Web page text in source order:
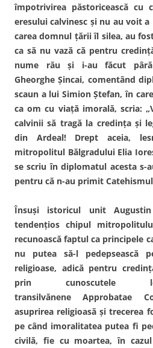
împotrivirea păstoricească cu
eresului calvinesc şi nu au voit
carea domnul ţării îl silea, au
ca să nu vază că pentru
nume rău şi i-au făcut pâră
Gheorghe Şincai, comentând
scaun a lui Simion Ştefan, în
ca om cu viaţă imorală, scria:
calvinii să tragă la credinţa şi
din Ardeal! Drept aceia,
mitropolitul Bălgradului Elia
se scriu în diplomatul acesta s-
pentru că n-au primit Catehismul
Însuşi istoricul unit
tendenţios chipul
recunoască faptul ca principele
nu putea să-l pedepsească
religioase, adică pentru
prin cunoscutele
transilvănene Approbatae
asuprirea religioasă şi trecerea
pe când imoralitatea putea fi
civilă, fie cu moartea, în